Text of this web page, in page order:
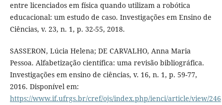
entre licenciados em física quando utilizam a robótica
educacional: um estudo de caso. Investigações em Ensino de
Ciências, v. 23, n. 1, p. 32-55, 2018.
SASSERON, Lúcia Helena; DE CARVALHO, Anna Maria
Pessoa. Alfabetização científica: uma revisão bibliográfica.
Investigações em ensino de ciências, v. 16, n. 1, p. 59-77,
2016. Disponível em:
https://www.if.ufrgs.br/cref/ojs/index.php/ienci/article/view/246